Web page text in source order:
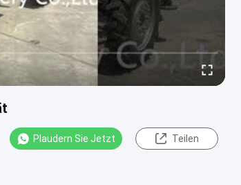
Plaudern Sie Jetzt Teilen